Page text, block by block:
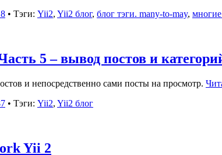
• Тэги: Yii2, Yii2 блог, блог тэги. many-to-may,
5 – вывод постов и
и непосредственно сами посты на просмотр.
• Тэги: Yii2, Yii2 блог
Yii 2